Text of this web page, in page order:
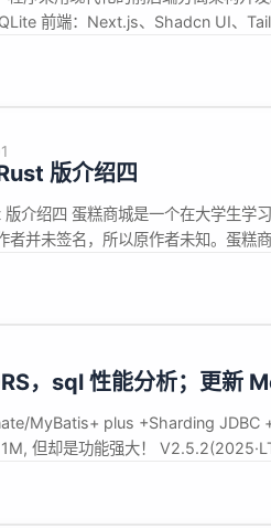
前端：Next.js、Shadcn UI、
示 演示地址 : https://
版介绍四
介绍四 蛋糕商城是一个在大学生学
者并未签名，所以原作者未知。蛋糕
晰，是一款非常优秀的开源例程。在
，sql 性能分析；更新
MyBatis+ plus +Sharding
但却是功能强大！